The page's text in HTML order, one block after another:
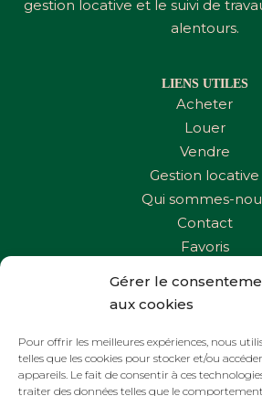
Gérer le
aux cookies
Pour offrir les meilleures expériences, nous
telles que les cookies pour stocker et/ou
appareils. Le fait de consentir à ces
traiter des données telles que le
gestion locative et le suivi de
alentours.
LIENS UTILES
Acheter
Louer
Vendre
Gestion locative
Qui sommes-
Contact
Favoris
Email :